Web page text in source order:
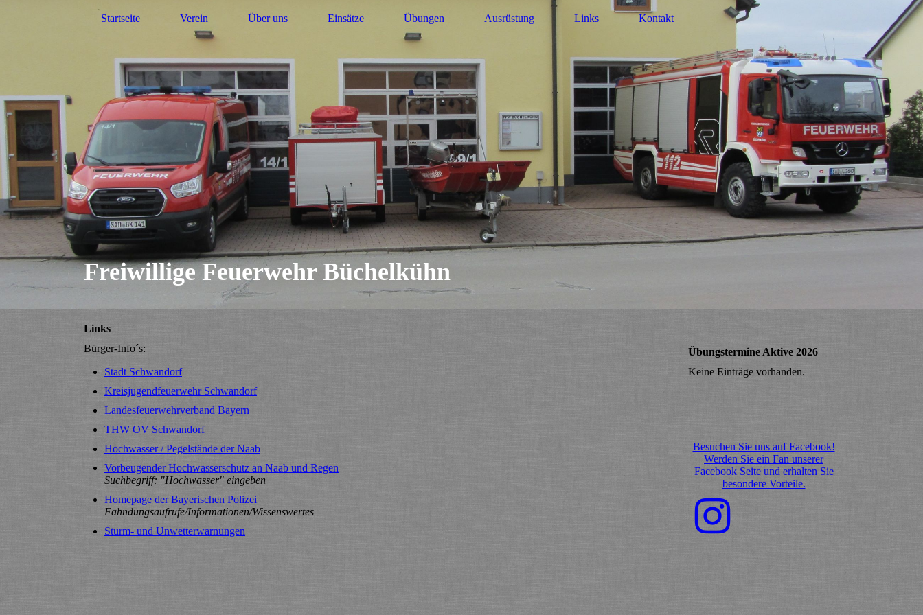
Startseite Verein Über uns Einsätze Übungen Ausrüstung Links Kontakt
Freiwillige Feuerwehr Büchelkühn
Links
Bürger-Info´s:
Stadt Schwandorf
Kreisjugendfeuerwehr Schwandorf
Landesfeuerwehrverband Bayern
THW OV Schwandorf
Hochwasser / Pegelstände der Naab
Vorbeugender Hochwasserschutz an Naab und Regen
Suchbegriff: "Hochwasser" eingeben
Homepage der Bayerischen Polizei
Fahndungsaufrufe/Informationen/Wissenswertes
Sturm- und Unwetterwarnungen
Übungstermine Aktive 2026
Keine Einträge vorhanden.
Besuchen Sie uns auf Facebook!
Werden Sie ein Fan unserer
Facebook Seite und erhalten Sie
besondere Vorteile.